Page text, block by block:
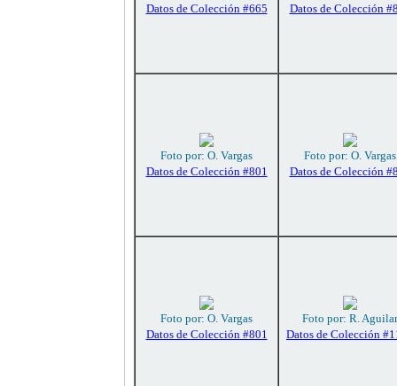
Datos de Colección #665
Datos de Colección
Foto por: O. Vargas
Datos de Colección #801
Foto por: O. Vargas
Datos de Colección
Foto por: O. Vargas
Datos de Colección #801
Foto por: R. Aguilar
Datos de Colección